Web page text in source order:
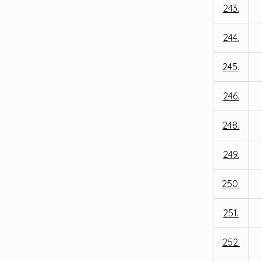
243.
244.
245.
246.
248.
249.
250.
251.
252.